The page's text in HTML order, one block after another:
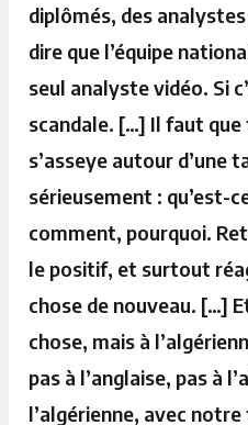
diplômés, des
dire que l’équipe
seul analyste vidéo. Si
scandale. […] Il faut
s’asseye autour d’une
sérieusement : qu’est-
comment, pourquoi.
le positif, et surtout
chose de nouveau. […]
chose, mais à
pas à l’anglaise, pas à
l’algérienne, avec